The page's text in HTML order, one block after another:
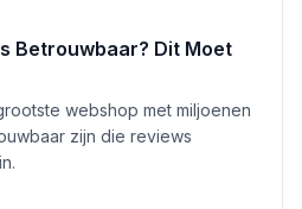
Betrouwbaar? Dit Moet
webshop met miljoenen
zijn die reviews